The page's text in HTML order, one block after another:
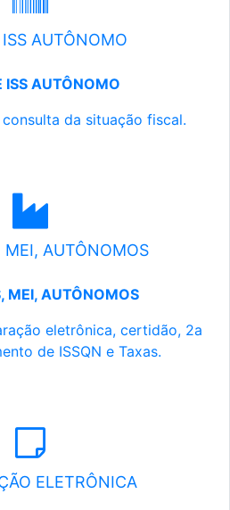
AUTÔNOMO
ISS AUTÔNOMO
da situação fiscal.
MEI, AUTÔNOMOS
MEI, AUTÔNOMOS
eletrônica, certidão, 2a
de ISSQN e Taxas.
ELETRÔNICA